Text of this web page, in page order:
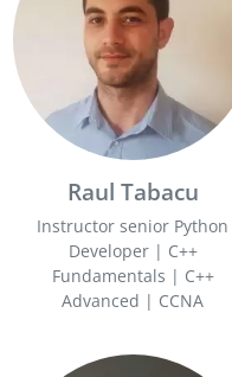
Raul Tabacu
Instructor senior Python
Developer | C++
Fundamentals | C++
Advanced | CCNA